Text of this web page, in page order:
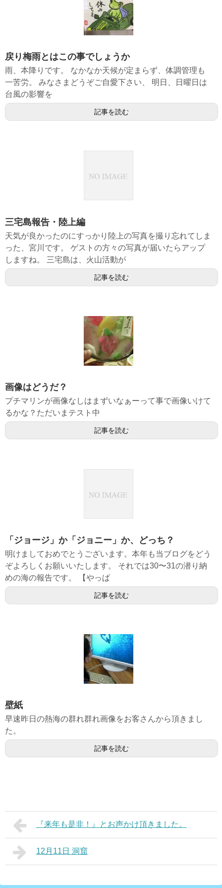
戻り梅雨とはこの事でしょうか
雨、本降りです。 なかなか天候が定まらず、体調管理も
一苦労。 みなさまどうぞご自愛下さい、 明日、日曜日は
台風の影響を
記事を読む
三宅島報告・陸上編
天気が良かったのにすっかり陸上の写真を撮り忘れてしま
った、宮川です。 ゲストの方々の写真が届いたらアップ
しますね。 三宅島は、火山活動が
記事を読む
画像はどうだ？
プチマリンが画像なしはまずいなぁーって事で画像いけて
るかな？ただいまテスト中
記事を読む
「ジョージ」か「ジョニー」か、どっち？
明けましておめでとうございます。本年も当ブログをどう
ぞよろしくお願いいたします。 それでは30〜31の潜り納
めの海の報告です。 【やっぱ
記事を読む
壁紙
早速昨日の熱海の群れ群れ画像をお客さんから頂きまし
た。
記事を読む
『来年も是非！』とお声かけ頂きました。
12月11日 洞窟